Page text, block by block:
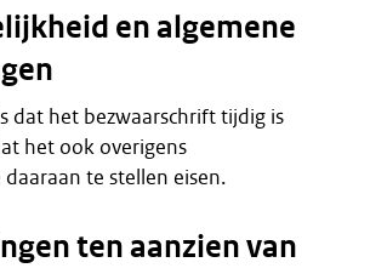
en algemene
dat het bezwaarschrift tijdig is
het ook overigens
te stellen eisen.
ten aanzien van